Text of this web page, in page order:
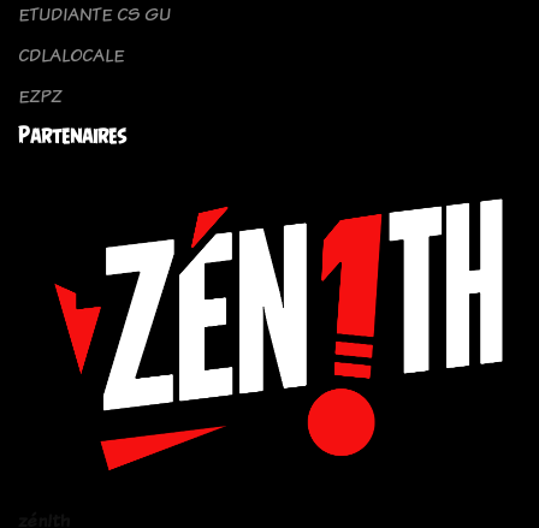
ETUDIANTE CS GU
CDLALOCALE
EZPZ
Partenaires